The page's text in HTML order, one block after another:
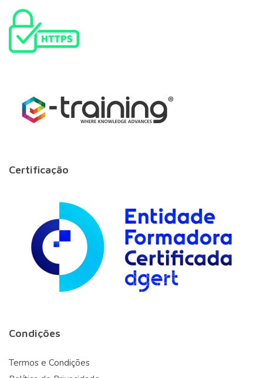
Certificação
Condições
Termos e Condições